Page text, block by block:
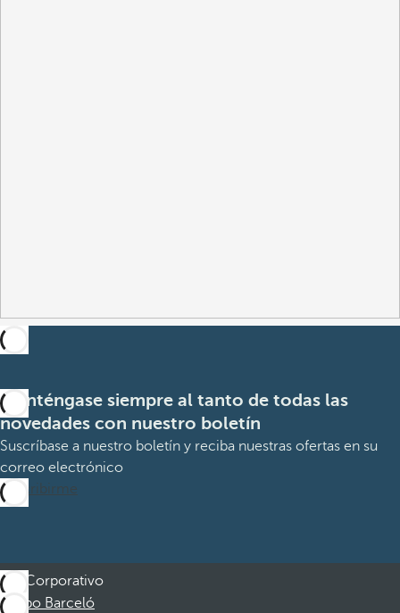
Manténgase siempre al tanto de todas las
novedades con nuestro boletín
Suscríbase a nuestro boletín y reciba nuestras ofertas en su
correo electrónico
Suscribirme
Corporativo
Grupo Barceló